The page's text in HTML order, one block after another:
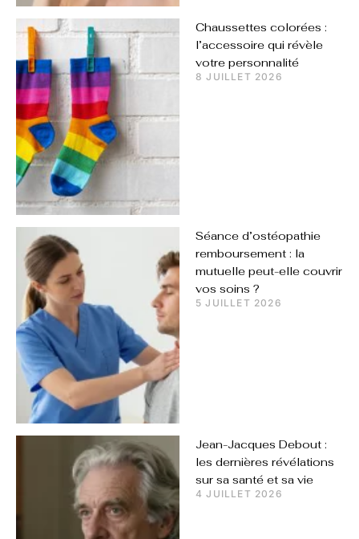
Chaussettes colorées :
l’accessoire qui révèle
votre personnalité
8 JUILLET 2026
Séance d’ostéopathie
remboursement : la
mutuelle peut-elle couvrir
vos soins ?
5 JUILLET 2026
Jean-Jacques Debout :
les dernières révélations
sur sa santé et sa vie
4 JUILLET 2026